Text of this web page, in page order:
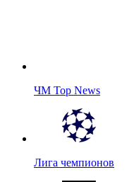
ЧМ Top News
Лига чемпионов